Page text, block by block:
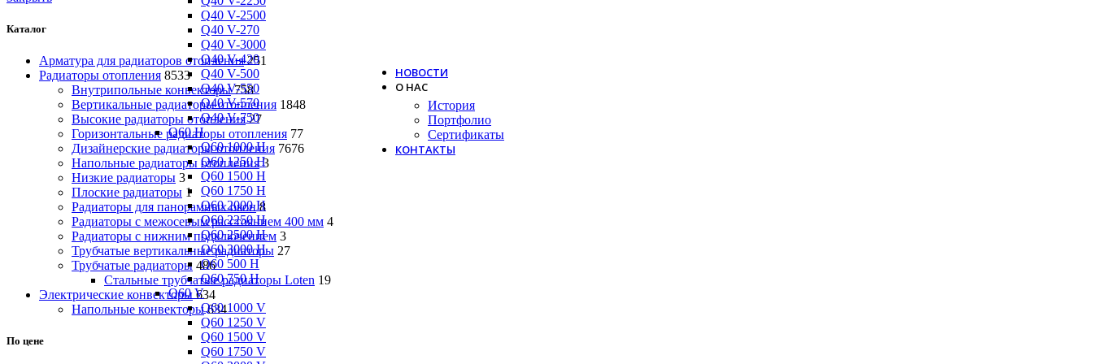
Q40 V-2500
Q40 V-270
Q40 V-3000
Q40 V-420
Q40 V-500
Q40 V-550
Q40 V-570
Q40 V-750
Q60 H
Q60 1000 H
Q60 1250 H
Q60 1500 H
Q60 1750 H
Q60 2000 H
Q60 2250 H
Q60 2500 H
Q60 3000 H
Q60 500 H
Q60 750 H
Q60 V
Q60 1000 V
Q60 1250 V
Q60 1500 V
Q60 1750 V
НОВОСТИ
О НАС
История
Портфолио
Сертификаты
КОНТАКТЫ
Каталог
Арматура для радиаторов отопления 251
Радиаторы отопления 8533
Внутрипольные конвекторы 758
Вертикальные радиаторы отопления 1848
Высокие радиаторы отопления 27
Горизонтальные радиаторы отопления 77
Дизайнерские радиаторы отопления 7676
Напольные радиаторы отопления 3
Низкие радиаторы 3
Плоские радиаторы 1
Радиаторы для панорамных окон 8
Радиаторы с межосевым расстоянием 400 мм 4
Радиаторы с нижним подключением 3
Трубчатые вертикальные радиаторы 27
Трубчатые радиаторы 486
Cтальные трубчатые радиаторы Loten 19
Электрические конвекторы 634
Напольные конвекторы 634
По цене